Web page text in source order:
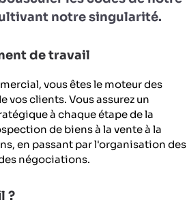
notre singularité.
de travail
vous êtes le moteur des
clients. Vous assurez un
à chaque étape de la
de biens à la vente à la
en passant par l'organisation des
négociations.
?